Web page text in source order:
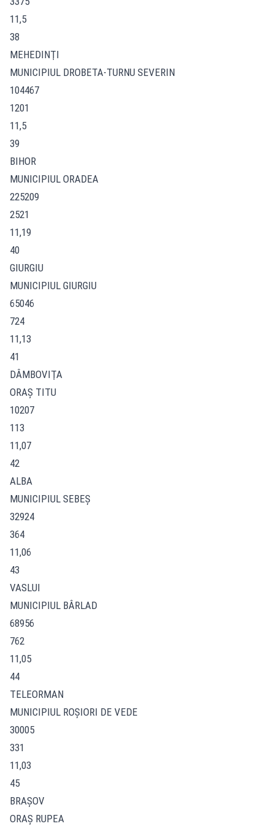
11,5
38
MEHEDINŢI
MUNICIPIUL DROBETA-TURNU SEVERIN
104467
1201
11,5
39
BIHOR
MUNICIPIUL ORADEA
225209
2521
11,19
40
GIURGIU
MUNICIPIUL GIURGIU
65046
724
11,13
41
DÂMBOVIŢA
ORAŞ TITU
10207
113
11,07
42
ALBA
MUNICIPIUL SEBEŞ
32924
364
11,06
43
VASLUI
MUNICIPIUL BÂRLAD
68956
762
11,05
44
TELEORMAN
MUNICIPIUL ROŞIORI DE VEDE
30005
331
11,03
45
BRAŞOV
ORAŞ RUPEA